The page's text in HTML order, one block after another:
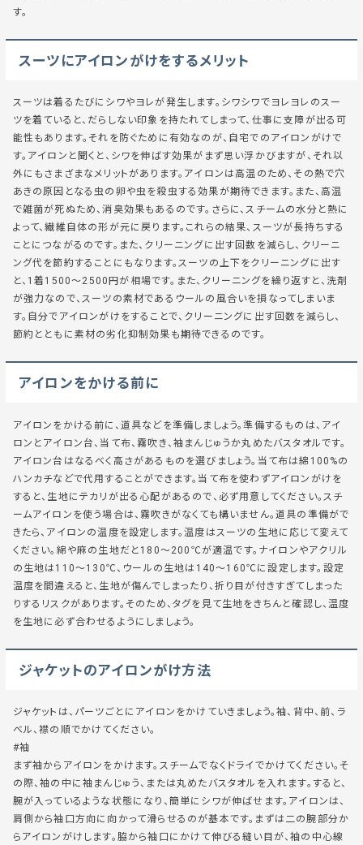
す。
スーツにアイロンがけをするメリット
スーツは着るたびにシワやヨレが発生します。シワシワでヨレヨレのスー
ツを着ていると、だらしない印象を持たれてしまって、仕事に支障が出る可
能性もあります。それを防ぐために有効なのが、自宅でのアイロンがけで
す。アイロンと聞くと、シワを伸ばす効果がまず思い浮かびますが、それ以
外にもさまざまなメリットがあります。アイロンは高温のため、その熱で穴
あきの原因となる虫の卵や虫を殺虫する効果が期待できます。また、高温
で雑菌が死ぬため、消臭効果もあるのです。さらに、スチームの水分と熱に
よって、繊維自体の形が元に戻ります。これらの結果、スーツが長持ちする
ことにつながるのです。また、クリーニングに出す回数を減らし、クリーニ
ング代を節約することにもなります。スーツの上下をクリーニングに出す
と、1着1500～2500円が相場です。また、クリーニングを繰り返すと、洗剤
が強力なので、スーツの素材であるウールの風合いを損なってしまいま
す。自分でアイロンがけをすることで、クリーニングに出す回数を減らし、
節約とともに素材の劣化抑制効果も期待できるのです。
アイロンをかける前に
アイロンをかける前に、道具などを準備しましょう。準備するものは、アイ
ロンとアイロン台、当て布、霧吹き、袖まんじゅうか丸めたバスタオルです。
アイロン台はなるべく高さがあるものを選びましょう。当て布は綿100%の
ハンカチなどで代用することができます。当て布を使わずアイロンがけを
すると、生地にテカリが出る心配があるので、必ず用意してください。スチ
ームアイロンを使う場合は、霧吹きがなくても構いません。道具の準備がで
きたら、アイロンの温度を設定します。温度はスーツの生地に応じて変えて
ください。綿や麻の生地だと180～200℃が適温です。ナイロンやアクリル
の生地は110～130℃、ウールの生地は140～160℃に設定します。設定
温度を間違えると、生地が傷んでしまったり、折り目が付きすぎてしまった
りするリスクがあります。そのため、タグを見て生地をきちんと確認し、温度
を生地に必ず合わせるようにしましょう。
ジャケットのアイロンがけ方法
ジャケットは、パーツごとにアイロンをかけていきましょう。袖、背中、前、ラ
ベル、襟の順でかけてください。
#袖
まず袖からアイロンをかけます。スチームでなくドライでかけてください。そ
の際、袖の中に袖まんじゅう、または丸めたバスタオルを入れます。すると、
腕が入っているような状態になり、簡単にシワが伸ばせます。アイロンは、
肩側から袖口方向に向かって滑らせるのが基本です。まずは二の腕部分か
らアイロンがけします。脇から袖口にかけて伸びる縫い目が、袖の中心線